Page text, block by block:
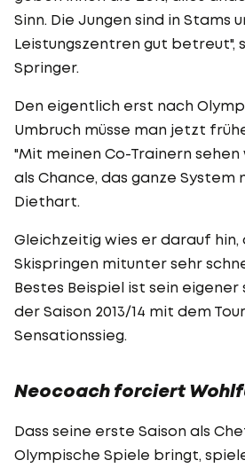
Sinn. Die Jungen sind in Stams
Leistungszentren gut betreut",
Springer.
Den eigentlich erst nach
Umbruch müsse man jetzt
"Mit meinen Co-Trainern sehen
als Chance, das ganze System
Diethart.
Gleichzeitig wies er darauf hin,
Skispringen mitunter sehr
Bestes Beispiel ist sein
der Saison 2013/14 mit dem
Sensationssieg.
Neocoach forciert
Dass seine erste Saison als
Olympische Spiele bringt,